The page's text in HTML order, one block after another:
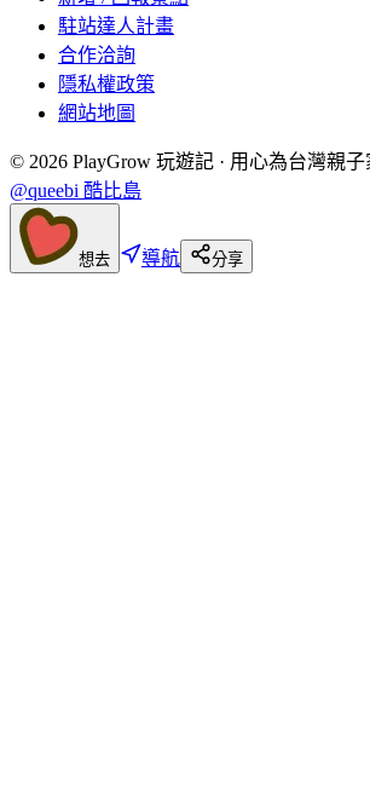
駐站達人計畫
合作洽詢
隱私權政策
網站地圖
© 2026 PlayGrow 玩遊記 · 用心為台灣親
@queebi 酷比島
想去 導航 分享